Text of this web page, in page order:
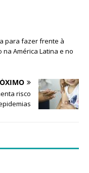
para fazer frente à
na América Latina e no
risco